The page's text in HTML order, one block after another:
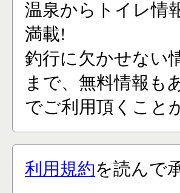
温泉からトイレ情
満載!
釣行に欠かせない
まで、無料情報も
でご利用頂くこと
利用規約を読んで